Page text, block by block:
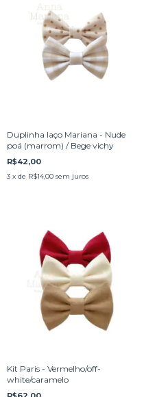
Duplinha laço Mariana - Nude
poá (marrom) / Bege vichy
R$42,00
3 x de R$14,00 sem juros
Kit Paris - Vermelho/off-
white/caramelo